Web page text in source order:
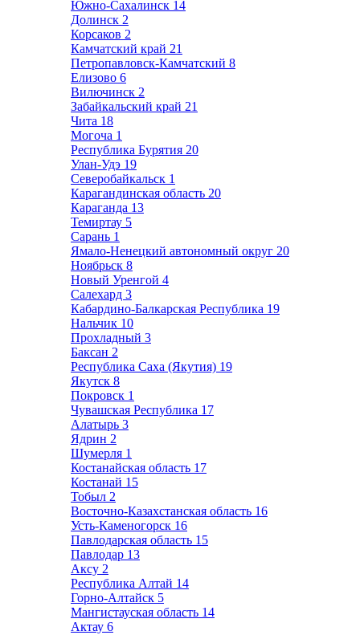
Южно-Сахалинск 14
Долинск 2
Корсаков 2
Камчатский край 21
Петропавловск-Камчатский 8
Елизово 6
Вилючинск 2
Забайкальский край 21
Чита 18
Могоча 1
Республика Бурятия 20
Улан-Удэ 19
Северобайкальск 1
Карагандинская область 20
Караганда 13
Темиртау 5
Сарань 1
Ямало-Ненецкий автономный округ 20
Ноябрьск 8
Новый Уренгой 4
Салехард 3
Кабардино-Балкарская Республика 19
Нальчик 10
Прохладный 3
Баксан 2
Республика Саха (Якутия) 19
Якутск 8
Покровск 1
Чувашская Республика 17
Алатырь 3
Ядрин 2
Шумерля 1
Костанайская область 17
Костанай 15
Тобыл 2
Восточно-Казахстанская область 16
Усть-Каменогорск 16
Павлодарская область 15
Павлодар 13
Аксу 2
Республика Алтай 14
Горно-Алтайск 5
Мангистауская область 14
Актау 6